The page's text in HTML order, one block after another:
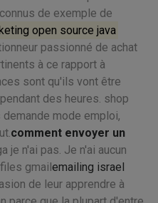
de exemple de
open source java
passionné de achat
à ce rapport à
sont qu'ils vont être
des heures. shop
mode emploi,
comment envoyer un
je n'ai pas. Je n'ai aucun
gmailemailing israel
de leur apprendre à